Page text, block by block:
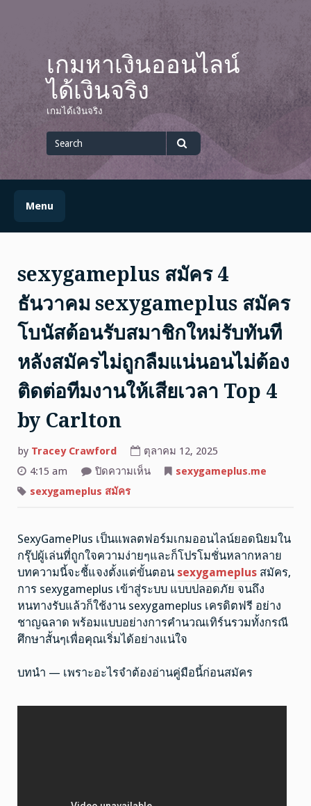
เกมหาเงินออนไลน์
ได้เงินจริง
เกมได้เงินจริง
for
Search
Menu
sexygameplus สมัคร 4
ธันวาคม sexygameplus สมัคร
โบนัสต้อนรับสมาชิกใหม่รับทันที
หลังสมัครไม่ถูกลืมแน่นอนไม่ต้อง
ติดต่อทีมงานให้เสียเวลา Top 4
by Carlton
by Tracey Crawford
ตุลาคม 12, 2025
4:15 am
ปิดความเห็นบน
sexygameplus
โบนัส
ต้อนรับ
สมาชิก
ใหม่
รับ
ทันที
หลัง
สมัคร
ไม่
ถูก
ลืม
แน่นอน
ต้อง
ติดต่อ
ให้
sexygameplus.me
sexygameplus สมัคร
SexyGamePlus เป็นแพลตฟอร์มเกมออนไลน์ยอดนิยมใน
กรุ๊ปผู้เล่นที่ถูกใจความง่ายๆและก็โปรโมชั่นหลากหลาย
บทความนี้จะชี้แจงตั้งแต่ขั้นตอน sexygameplus สมัคร,
การ sexygameplus เข้าสู่ระบบ แบบปลอดภัย จนถึง
หนทางรับแล้วก็ใช้งาน sexygameplus เครดิตฟรี อย่าง
ชาญฉลาด พร้อมแบบอย่างการคำนวณเทิร์นรวมทั้งกรณี
ศึกษาสั้นๆเพื่อคุณเริ่มได้อย่างแน่ใจ
บทนำ — เพราะอะไรจำต้องอ่านคู่มือนี้ก่อนสมัคร